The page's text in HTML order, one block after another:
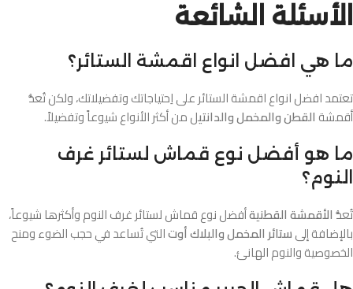
الأسئلة الشائعة
ما هي افضل انواع اقمشة الستائر؟
تعتمد افضل انواع اقمشة الستائر على اِحتياجاتك وتفضيلاتك، ولكن تُعدُّ
أقمشة القطن والمخمل والدانتيل من أكثر الأنواع شيوعاً وتفضيلاً.
ما هو أفضل نوع قماش لستائر غرف
النوم؟
تُعدُّالأقمشة القطنيةأفضل نوع قماش لستائر غرف النوم وأكثرها شيوعاً،
بالإضافة إلىستائر المخمل والبلاك أوتالتي تُساعد في حجب الضوء ومنح
الخصوصية والنوم الهانئ.